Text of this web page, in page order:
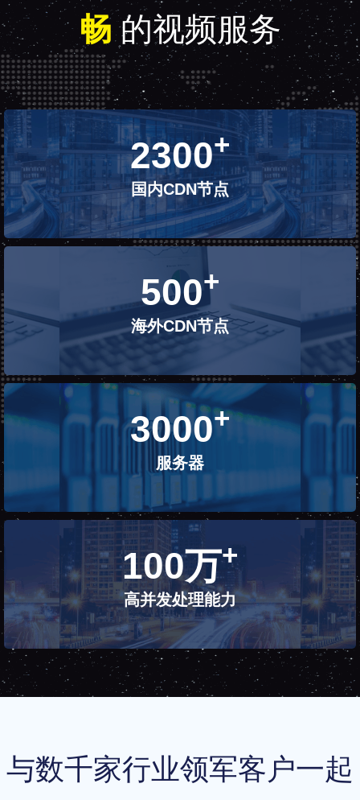
畅的视频服务
2300+
国内CDN节点
500+
海外CDN节点
3000+
服务器
100万+
高并发处理能力
与数千家行业领军客户一起